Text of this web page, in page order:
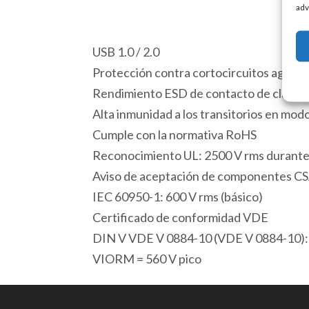
USB 1.0 / 2.0
Protección contra cortocircuitos aguas
Rendimiento ESD de contacto de clase
Alta inmunidad a los transitorios en
Cumple con la normativa RoHS
Reconocimiento UL: 2500 V rms
Aviso de aceptación de componentes
IEC 60950-1: 600 V rms (básico)
Certificado de conformidad VDE
DIN V VDE V 0884-10 (VDE V 0884-
VIORM = 560 V pico